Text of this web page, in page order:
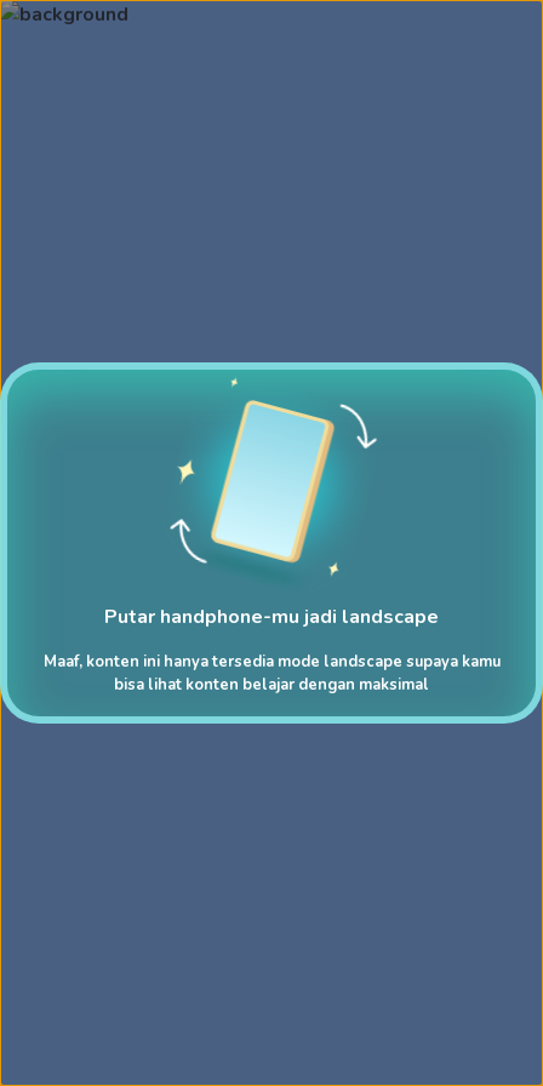
Putar handphone-mu jadi landscape
Maaf, konten ini hanya tersedia mode landscape supaya kamu
bisa lihat konten belajar dengan maksimal